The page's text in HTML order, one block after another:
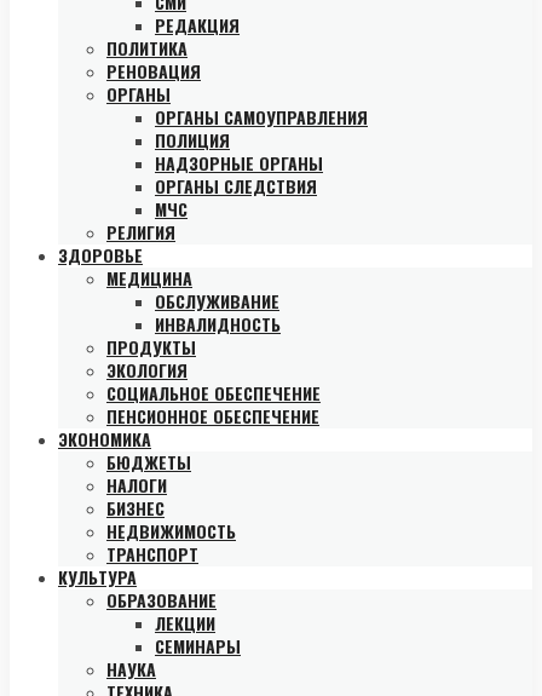
РЕДАКЦИЯ
ПОЛИТИКА
РЕНОВАЦИЯ
ОРГАНЫ
ОРГАНЫ САМОУПРАВЛЕНИЯ
ПОЛИЦИЯ
НАДЗОРНЫЕ ОРГАНЫ
ОРГАНЫ СЛЕДСТВИЯ
МЧС
РЕЛИГИЯ
ЗДОРОВЬЕ
МЕДИЦИНА
ОБСЛУЖИВАНИЕ
ИНВАЛИДНОСТЬ
ПРОДУКТЫ
ЭКОЛОГИЯ
СОЦИАЛЬНОЕ ОБЕСПЕЧЕНИЕ
ПЕНСИОННОЕ ОБЕСПЕЧЕНИЕ
ЭКОНОМИКА
БЮДЖЕТЫ
НАЛОГИ
БИЗНЕС
НЕДВИЖИМОСТЬ
ТРАНСПОРТ
КУЛЬТУРА
ОБРАЗОВАНИЕ
ЛЕКЦИИ
СЕМИНАРЫ
НАУКА